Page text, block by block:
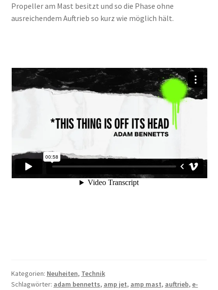
Propeller am Mast besitzt und so die Phase ohne
ausreichendem Auftrieb so kurz wie möglich hält.
Kategorien: Neuheiten, Technik
Schlagwörter: adam bennetts, amp jet, amp mast, auftrieb, e-